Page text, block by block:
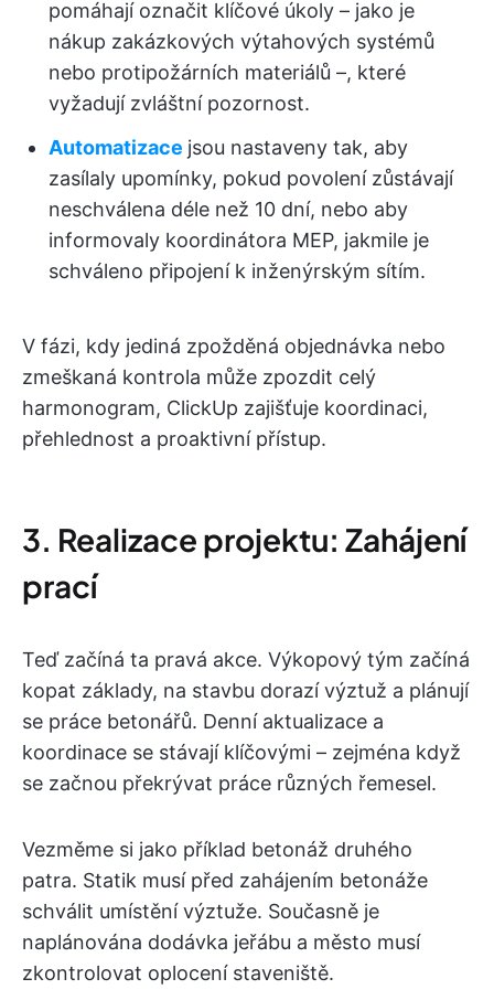
pomáhají označit klíčové úkoly – jako je
nákup zakázkových výtahových systémů
nebo protipožárních materiálů –, které
vyžadují zvláštní pozornost.
Automatizace jsou nastaveny tak, aby
zasílaly upomínky, pokud povolení zůstávají
neschválena déle než 10 dní, nebo aby
informovaly koordinátora MEP, jakmile je
schváleno připojení k inženýrským sítím.
V fázi, kdy jediná zpožděná objednávka nebo
zmeškaná kontrola může zpozdit celý
harmonogram, ClickUp zajišťuje koordinaci,
přehlednost a proaktivní přístup.
3. Realizace projektu: Zahájení
prací
Teď začíná ta pravá akce. Výkopový tým začíná
kopat základy, na stavbu dorazí výztuž a plánují
se práce betonářů. Denní aktualizace a
koordinace se stávají klíčovými – zejména když
se začnou překrývat práce různých řemesel.
Vezměme si jako příklad betonáž druhého
patra. Statik musí před zahájením betonáže
schválit umístění výztuže. Současně je
naplánována dodávka jeřábu a město musí
zkontrolovat oplocení staveniště.